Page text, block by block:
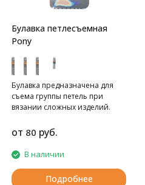
Булавка петлесъемная
Pony
Булавка предназначена для
съема группы петель при
вязании сложных изделий.
от 80 руб.
В наличии
Подробнее